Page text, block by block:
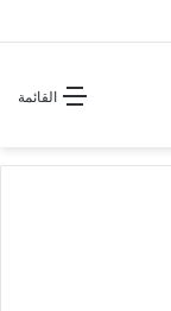
القائمة